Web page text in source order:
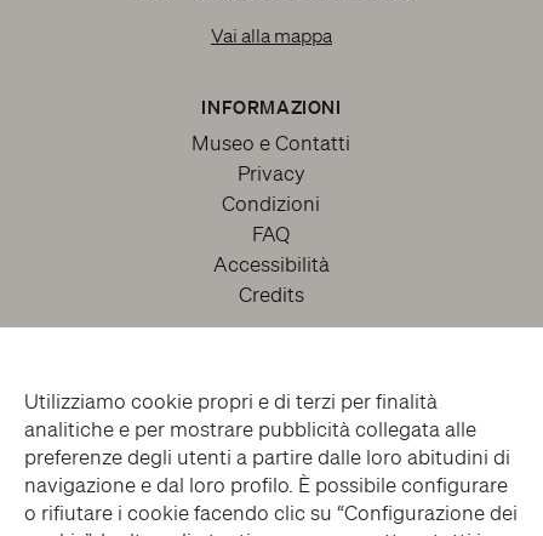
Utilizziamo cookie propri e di terzi per finalità
analitiche e per mostrare pubblicità collegata alle
preferenze degli utenti a partire dalle loro abitudini di
navigazione e dal loro profilo. È possibile configurare
o rifiutare i cookie facendo clic su “Configurazione dei
Vai alla mappa
INFORMAZIONI
Museo e Contatti
Privacy
Condizioni
FAQ
Accessibilità
Credits
facebooktwitteryoutubeinstagram